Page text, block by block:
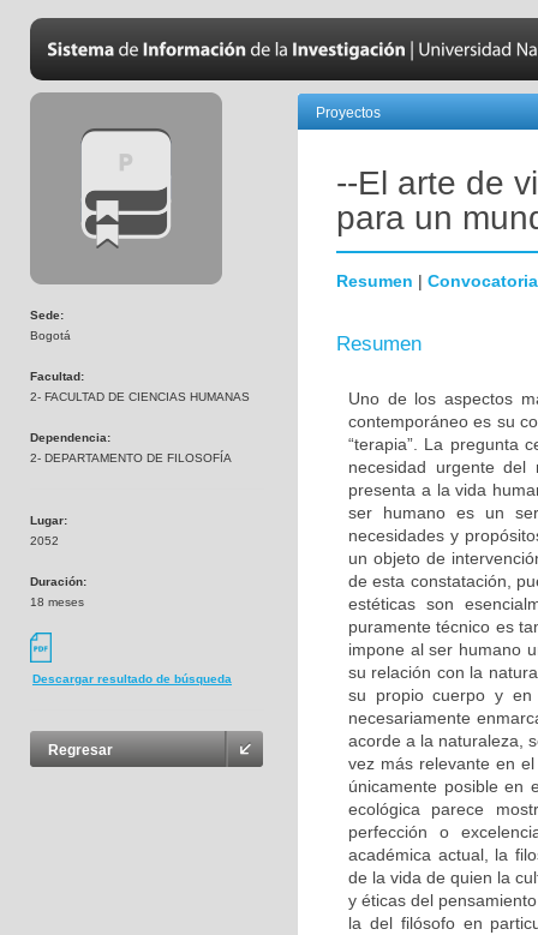
Sede:
Bogotá
Facultad:
2- FACULTAD DE CIENCIAS HUMANAS
Dependencia:
2- DEPARTAMENTO DE FILOSOFÍA
Lugar:
2052
Duración:
18 meses
Descargar resultado de búsqueda
Regresar
Proyectos
--El arte de
para un
Resumen | Convocatoria
Resumen
Uno de los aspectos
contemporáneo es su
“terapia”. La pregunta
necesidad urgente
presenta a la vida
ser humano es un
necesidades y
un objeto de
de esta constatación,
estéticas son
puramente técnico es
impone al ser humano
su relación con la
su propio cuerpo y
necesariamente
acorde a la naturaleza,
vez más relevante en
únicamente posible en
ecológica parece
perfección o
académica actual, la
de la vida de quien la
y éticas del
la del filósofo en